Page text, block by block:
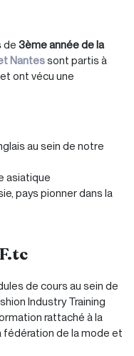
de 3ème année de la
Nantessont partis à
ont vécu une
au sein de notre
asiatique
pays pionner dans la
de cours au sein de
Industry Training
rattaché à la
fédération de la mode et